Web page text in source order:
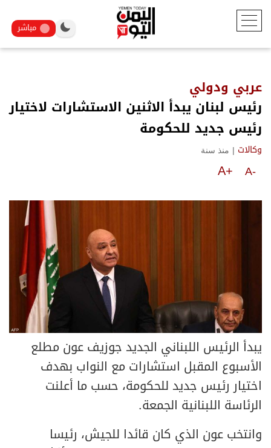
مباشر
عربي ودولي
رئيس لبنان يبدأ الاثنين الاستشارات لاختيار
رئيس جديد للحكومة
وكالات | منذ سنة
A-
A+
يبدأ الرئيس اللبناني الجديد جوزيف عون مطلع
الأسبوع المقبل استشارات مع النواب بهدف
اختيار رئيس جديد للحكومة، حسب ما أعلنت
الرئاسة اللبنانية الجمعة.
وانتخب عون الذي كان قائدا للجيش، رئيسا